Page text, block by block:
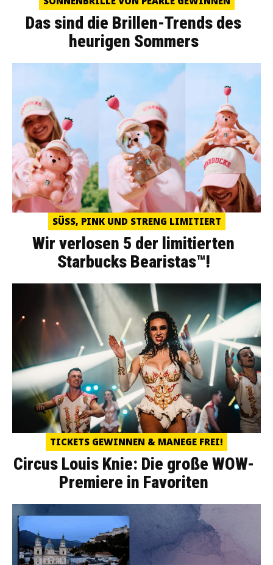
Das sind die Brillen-Trends des
heurigen Sommers
SÜSS, PINK UND STRENG LIMITIERT
Wir verlosen 5 der limitierten
Starbucks Bearistas™!
TICKETS GEWINNEN & MANEGE FREI!
Circus Louis Knie: Die große WOW-
Premiere in Favoriten